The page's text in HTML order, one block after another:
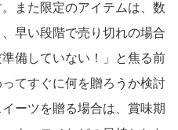
また限定のアイテムは、数
早い段階で売り切れの場合
備していない！」と焦る前
てすぐに何を贈ろうか検討
ーツを贈る場合は、賞味期